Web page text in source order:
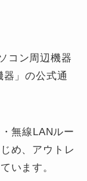
コン周辺機器
器」の公式通
無線LANルー
め、アウトレ
います。